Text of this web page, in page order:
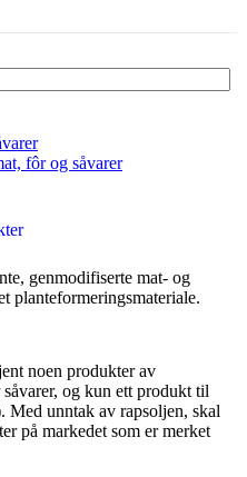
fôr og såvarer
genmodifiserte mat- og
planteformeringsmateriale.
noen produkter av
og kun ett produkt til
unntak av rapsoljen, skal
på markedet som er merket